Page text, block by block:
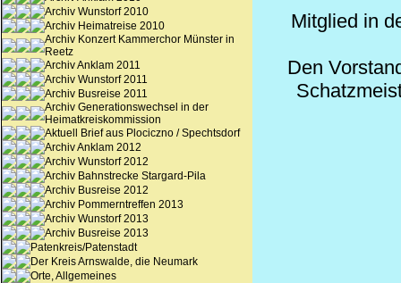
Archiv Wunstorf 2010
Archiv Heimatreise 2010
Archiv Konzert Kammerchor Münster in
Reetz
Archiv Anklam 2011
Archiv Wunstorf 2011
Archiv Busreise 2011
Archiv Generationswechsel in der
Heimatkreiskommission
Aktuell Brief aus Plociczno / Spechtsdorf
Archiv Anklam 2012
Archiv Wunstorf 2012
Archiv Bahnstrecke Stargard-Pila
Archiv Busreise 2012
Archiv Pommerntreffen 2013
Archiv Wunstorf 2013
Archiv Busreise 2013
Patenkreis/Patenstadt
Der Kreis Arnswalde, die Neumark
Orte, Allgemeines
Mitglied in
Den